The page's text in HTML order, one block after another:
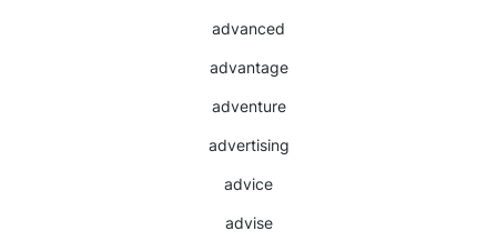
advanced
advantage
adventure
advertising
advice
advise